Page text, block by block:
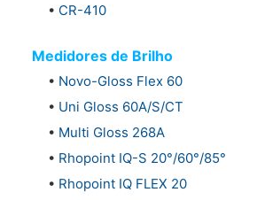
• CR-410
Medidores de Brilho
• Novo-Gloss Flex 60
• Uni Gloss 60A/S/CT
• Multi Gloss 268A
• Rhopoint IQ-S 20°/60°/85°
• Rhopoint IQ FLEX 20